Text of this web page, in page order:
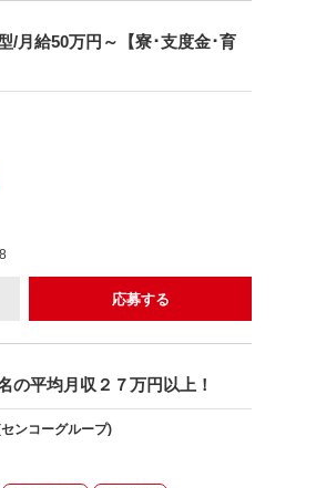
月給50万円～【寮･支度金･育
応募する
の平均月収２７万円以上！
ンコーグループ)